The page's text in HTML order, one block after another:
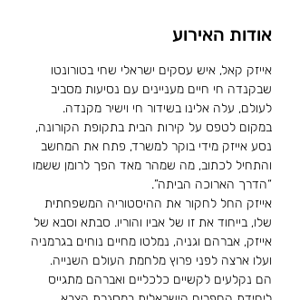
אודות האירוע
אייזק קאל, איש עסקים ישראלי שחי בטורונטו
שבקנדה חי חיים מעניינים עם נסיעות מסביב
לעולם, עלה אלינו בשידור חי וישיר מקנדה.
במקום לטפס על קירות הבית בתקופת הקורונה,
נסע אייזק מידי בוקר למשרד, פתח את המחשב
והתחיל לכתוב, מה שמהר מאד הפך לרומן ששמו
“הדרך הארוכה הביתה”.
אייזק החל לחקור את ההיסטוריה המשפחתית
שלו, בייחוד את זו של אביו והוריו. סבתא וסבא של
אייזק, אברהם וגניה, נמלטו מחיים נוחים בגרמניה
ועלו ארצה לפני פרוץ מלחמת העולם השנייה.
הם נקלעים לקשיים כלכליים ואברהם מתגייס